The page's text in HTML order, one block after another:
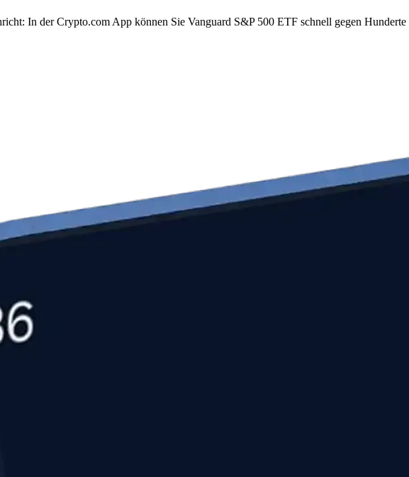
In der Crypto.com App können Sie Vanguard S&P 500 ETF schnell gegen